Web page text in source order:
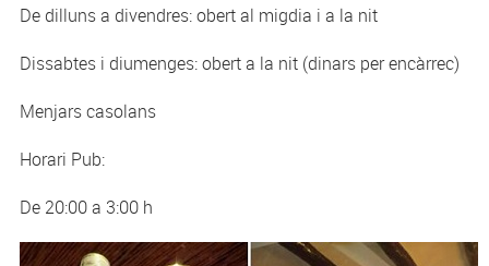
De dilluns a divendres: obert al migdia i a la nit
Dissabtes i diumenges: obert a la nit (dinars per encàrrec)
Menjars casolans
Horari Pub:
De 20:00 a 3:00 h